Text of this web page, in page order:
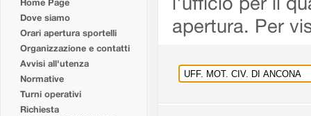
Home Page
Dove siamo
Orari apertura sportelli
Organizzazione e contatti
Avvisi all'utenza
Normative
Turni operativi
Richiesta
apertura. Per